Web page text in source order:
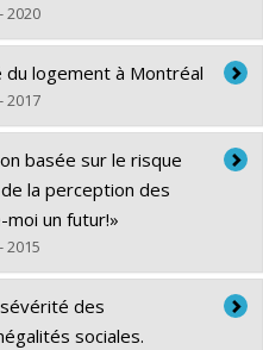
2020
logement à Montréal
2017
basée sur le risque
la perception des
moi un futur!»
2015
des
sociales.